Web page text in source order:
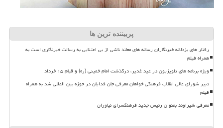
پربیننده ترین ها
رفتار های بزدلانه خبرنگاران رسانه های معاند ناشی از بی اعتنایی به رسالت خبرنگاری است به
همراه فیلم
ویژه برنامه های تلویزیون در عید غدیر، درگذشت امام خمینی (ره) و قیام ۱۵ خرداد
دبیر شورای عالی انقلاب فرهنگی خواهان معرفی جان فدایان در حوزه بین المللی شد به همراه
فیلم
معرفی شیراوند بعنوان رئیس جدید فرهنگسرای نیاوران